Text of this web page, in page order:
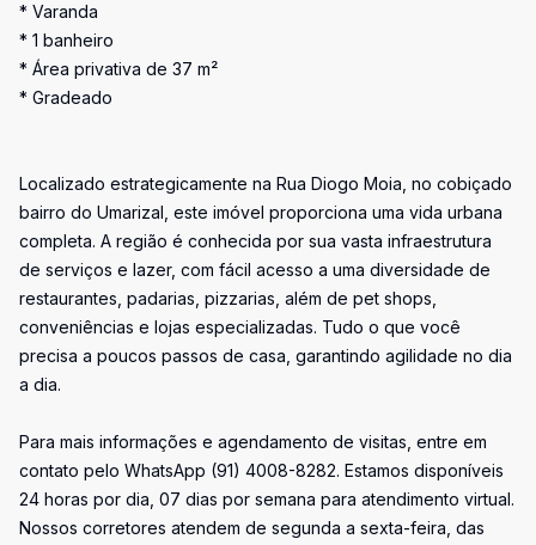
* Varanda
* 1 banheiro
* Área privativa de 37 m²
* Gradeado
Localizado estrategicamente na Rua Diogo Moia, no cobiçado
bairro do Umarizal, este imóvel proporciona uma vida urbana
completa. A região é conhecida por sua vasta infraestrutura
de serviços e lazer, com fácil acesso a uma diversidade de
restaurantes, padarias, pizzarias, além de pet shops,
conveniências e lojas especializadas. Tudo o que você
precisa a poucos passos de casa, garantindo agilidade no dia
a dia.
Para mais informações e agendamento de visitas, entre em
contato pelo WhatsApp (91) 4008-8282. Estamos disponíveis
24 horas por dia, 07 dias por semana para atendimento virtual.
Nossos corretores atendem de segunda a sexta-feira, das